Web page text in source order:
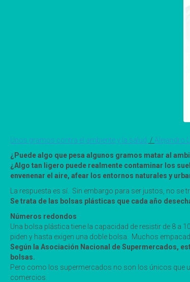
Unos gramos contra el ambiente y la salud. / Alejandro
¿Puede algo que pesa algunos gramos matar al
¿Algo tan ligero puede realmente contaminar los
envenenar el aire, afear los entornos naturales y
La respuesta es sí. Sin embargo para ser justos, no se
Se trata de las bolsas plásticas que cada año
Números redondos
Una bolsa plástica tiene la capacidad de resistir de 8 a
piden y hasta exigen una doble bolsa. Muchos
Según la Asociación Nacional de Supermercados,
bolsas.
Pero como los supermercados no son los únicos que
comercios.